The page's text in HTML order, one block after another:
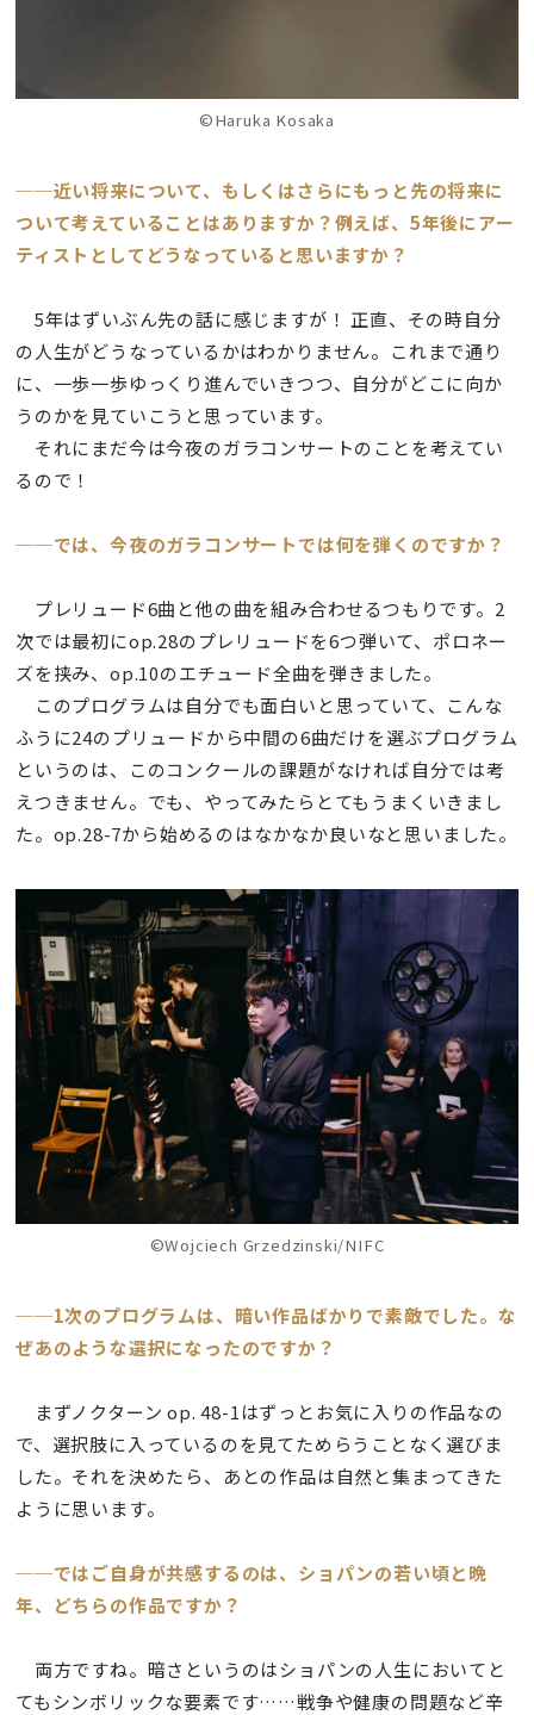
©Haruka Kosaka
──近い将来について、もしくはさらにもっと先の将来に
ついて考えていることはありますか？例えば、5年後にアー
ティストとしてどうなっていると思いますか？
5年はずいぶん先の話に感じますが！ 正直、その時自分
の人生がどうなっているかはわかりません。これまで通り
に、一歩一歩ゆっくり進んでいきつつ、自分がどこに向か
うのかを見ていこうと思っています。
それにまだ今は今夜のガラコンサートのことを考えてい
るので！
──では、今夜のガラコンサートでは何を弾くのですか？
プレリュード6曲と他の曲を組み合わせるつもりです。2
次では最初にop.28のプレリュードを6つ弾いて、ポロネー
ズを挟み、op.10のエチュード全曲を弾きました。
このプログラムは自分でも面白いと思っていて、こんな
ふうに24のプリュードから中間の6曲だけを選ぶプログラム
というのは、このコンクールの課題がなければ自分では考
えつきません。でも、やってみたらとてもうまくいきまし
た。op.28-7から始めるのはなかなか良いなと思いました。
©Wojciech Grzedzinski/NIFC
──1次のプログラムは、暗い作品ばかりで素敵でした。な
ぜあのような選択になったのですか？
まずノクターン op. 48-1はずっとお気に入りの作品なの
で、選択肢に入っているのを見てためらうことなく選びま
した。それを決めたら、あとの作品は自然と集まってきた
ように思います。
──ではご自身が共感するのは、ショパンの若い頃と晩
年、どちらの作品ですか？
両方ですね。暗さというのはショパンの人生においてと
てもシンボリックな要素です……戦争や健康の問題など辛